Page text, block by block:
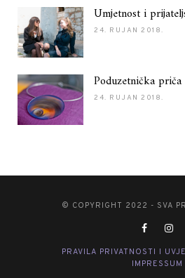
Umjetnost i
24. RUJAN 2018.
Poduzetnička priča
24. RUJAN 2018.
© COPYRIGHT 2022 - SVA
PRAVILA PRIVATNOSTI I
IMPRESSUM